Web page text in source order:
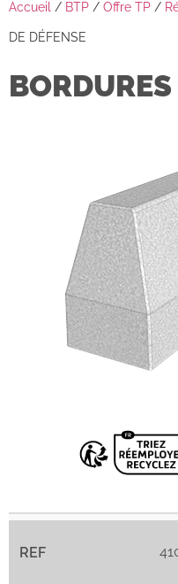
Accueil / BTP / Offre TP /
DE DÉFENSE